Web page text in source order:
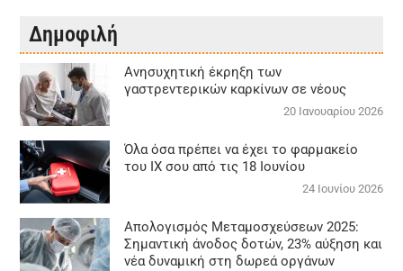
Δημοφιλή
Aνησυχητική έκρηξη των
γαστρεντερικών καρκίνων σε νέους
20 Ιανουαρίου 2026
Όλα όσα πρέπει να έχει το φαρμακείο
του ΙΧ σου από τις 18 Ιουνίου
24 Ιουνίου 2026
Απολογισμός Μεταμοσχεύσεων 2025:
Σημαντική άνοδος δοτών, 23% αύξηση και
νέα δυναμική στη δωρεά οργάνων